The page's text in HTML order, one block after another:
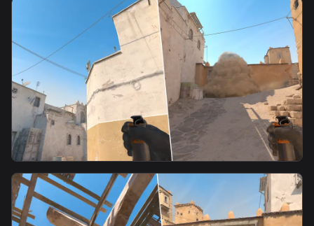
B门烟（临时快速补烟用2）
smoke
B门烟4